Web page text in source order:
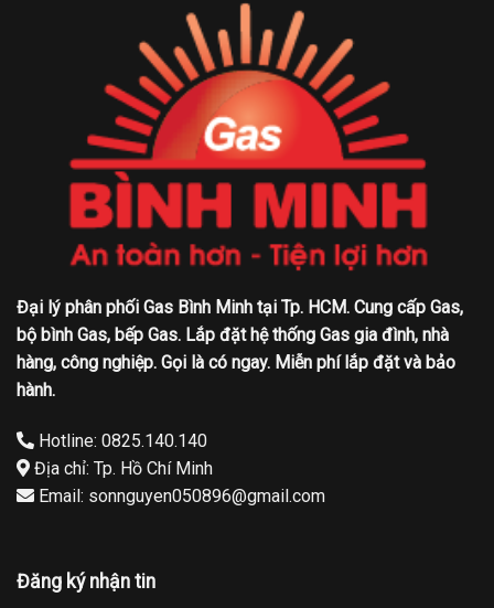
Đại lý phân phối Gas Bình Minh tại Tp. HCM. Cung cấp Gas,
bộ bình Gas, bếp Gas. Lắp đặt hệ thống Gas gia đình, nhà
hàng, công nghiệp. Gọi là có ngay. Miễn phí lắp đặt và bảo
hành.
Hotline: 0825.140.140
Địa chỉ: Tp. Hồ Chí Minh
Email: sonnguyen050896@gmail.com
Đăng ký nhận tin